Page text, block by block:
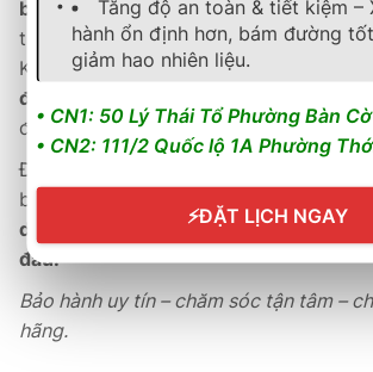
bảo hành điện tử nhanh chóng và lưu
trực tuyến tiện lợi.
Khách hàng đượctư vấn kỹ thuật tận
định kỳ miễn phí
để đảm bảo hiệu suất vận hành tối ưu.
Đội ngũ kỹ thuật viên tại B-Select được
bản theo tiêu chuẩn Michelin &
dịch vụ chuyên nghiệp, chính xác và
đầu.
Bảo hành uy tín – chăm sóc tận tâm –
hãng.
Tăng độ an toàn & tiết kiệm –
hành ổn định hơn, bám đường
giảm hao nhiên liệu.
• CN1: 50 Lý Thái Tổ Phường Bàn Cờ
• CN2: 111/2 Quốc lộ 1A Phường
⚡ĐẶT LỊCH NGAY